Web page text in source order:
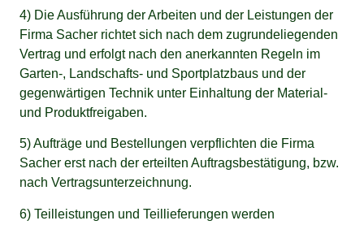
4) Die Ausführung der Arbeiten und der Leistungen der
Firma Sacher richtet sich nach dem zugrundeliegenden
Vertrag und erfolgt nach den anerkannten Regeln im
Garten-, Landschafts- und Sportplatzbaus und der
gegenwärtigen Technik unter Einhaltung der Material-
und Produktfreigaben.
5) Aufträge und Bestellungen verpflichten die Firma
Sacher erst nach der erteilten Auftragsbestätigung, bzw.
nach Vertragsunterzeichnung.
6) Teilleistungen und Teillieferungen werden